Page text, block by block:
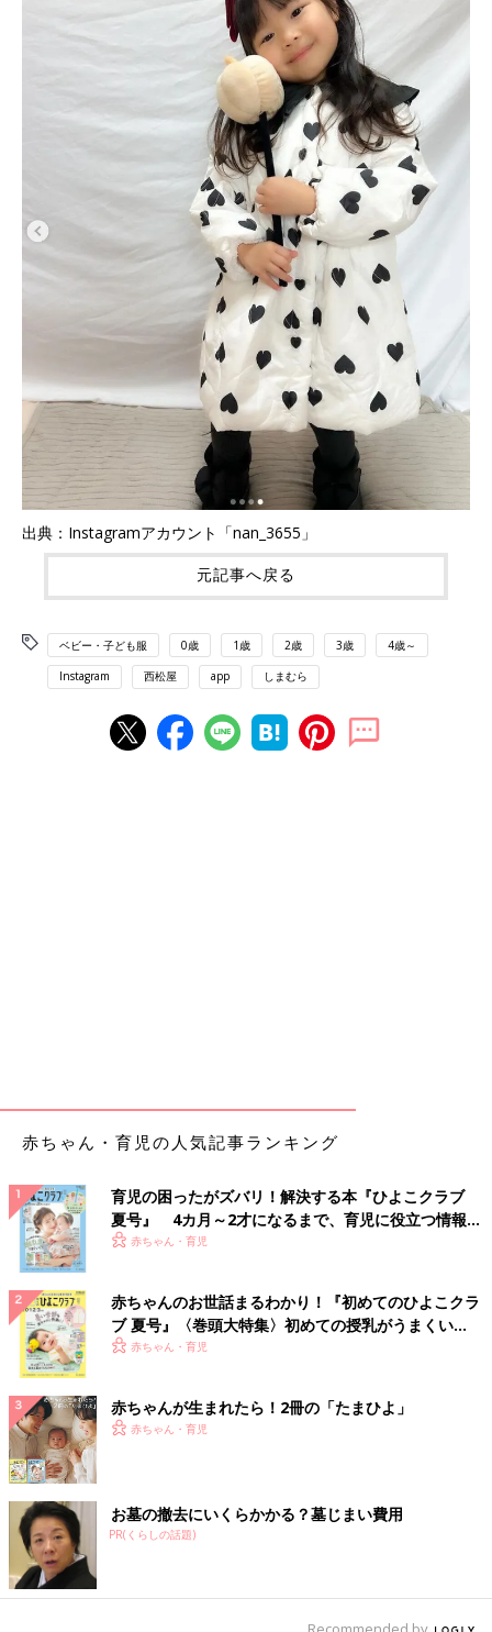
出典：Instagramアカウント「nan_3655」
元記事へ戻る
ベビー・子ども服 0歳 1歳 2歳 3歳 4歳～
Instagram 西松屋 app しまむら
赤ちゃん・育児の人気記事ランキング
育児の困ったがズバリ！解決する本『ひよこクラブ
夏号』 4カ月～2才になるまで、育児に役立つ情報が
いっぱい！
赤ちゃん・育児
赤ちゃんのお世話まるわかり！『初めてのひよこクラ
ブ 夏号』〈巻頭大特集〉初めての授乳がうまくい
く！ おっぱい・ミルクの基本と夏のトラブル 解決テ
赤ちゃん・育児
赤ちゃんが生まれたら！2冊の「たまひよ」
赤ちゃん・育児
お墓の撤去にいくらかかる？墓じまい費用
PR(くらしの話題)